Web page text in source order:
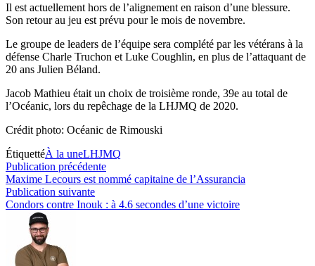
Il est actuellement hors de l’alignement en raison d’une blessure.
Son retour au jeu est prévu pour le mois de novembre.
Le groupe de leaders de l’équipe sera complété par les vétérans à la
défense Charle Truchon et Luke Coughlin, en plus de l’attaquant de
20 ans Julien Béland.
Jacob Mathieu était un choix de troisième ronde, 39e au total de
l’Océanic, lors du repêchage de la LHJMQ de 2020.
Crédit photo: Océanic de Rimouski
ÉtiquettéÀ la uneLHJMQ
Navigation
de
l’article
Publication précédentePublication
précédente :
Maxime Lecours est nommé capitaine de l’Assurancia
Publication suivantePublication
suivante :
Condors contre Inouk : à 4.6 secondes d’une victoire